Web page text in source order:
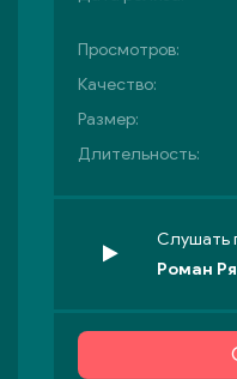
Просмотров:
Качество:
Размер:
Длительность:
Слушать
Роман